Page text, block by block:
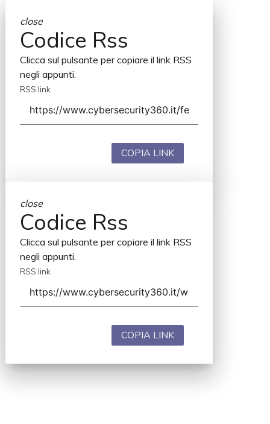
close
Codice Rss
Clicca sul pulsante per copiare il link RSS
negli appunti.
RSS link
COPIA LINK
close
Codice Rss
Clicca sul pulsante per copiare il link RSS
negli appunti.
RSS link
COPIA LINK